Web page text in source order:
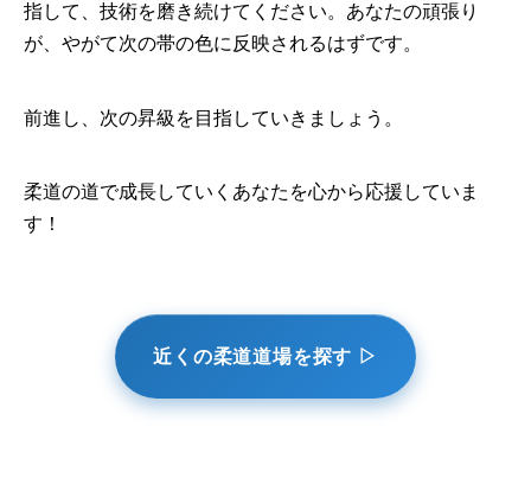
指して、技術を磨き続けてください。あなたの頑張り
が、やがて次の帯の色に反映されるはずです。
前進し、次の昇級を目指していきましょう。
柔道の道で成長していくあなたを心から応援していま
す！
近くの柔道道場を探す ▷